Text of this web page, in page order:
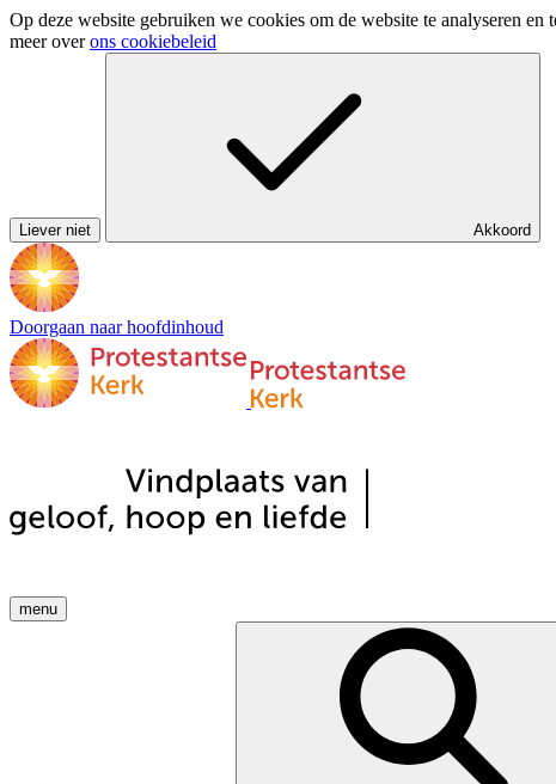
Op deze website gebruiken we cookies om de website te analyseren
meer overons cookiebeleid
Liever niet Akkoord
Doorgaan naar hoofdinhoud
menu